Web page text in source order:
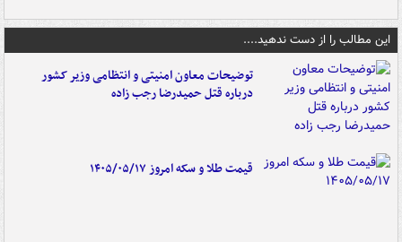
این مطالب را از دست ندهید....
توضیحات معاون امنیتی و انتظامی وزیر کشور
درباره قتل حمیدرضا رجب زاده
قیمت طلا و سکه امروز ۱۴۰۵/۰۵/۱۷